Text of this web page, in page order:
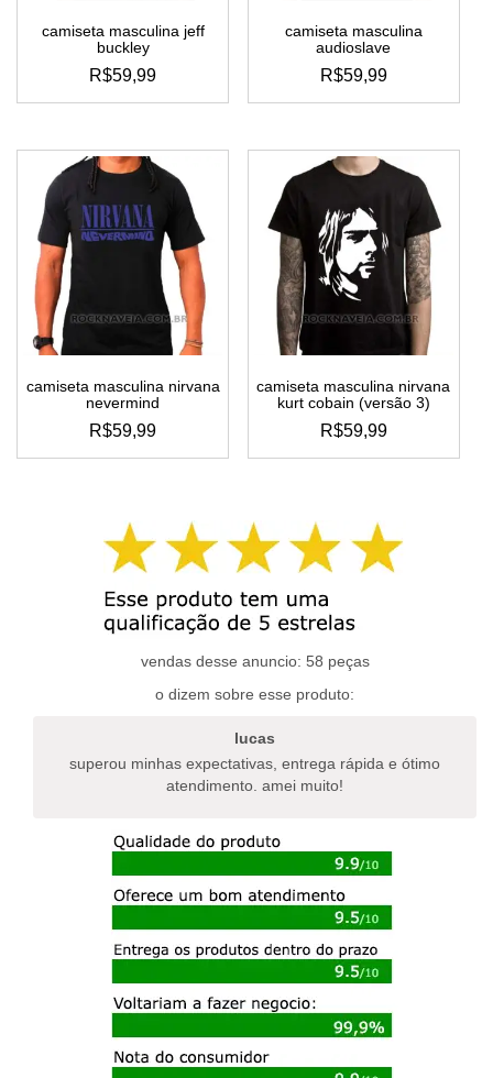
camiseta masculina jeff
buckley
R$59,99
este
tem
várias
variantes.
as
opções
podem
escolhidas
na
produto
camiseta masculina
audioslave
R$59,99
este
tem
várias
as
opções
podem
ser
escolhidas
na
produto
camiseta masculina nirvana
nevermind
R$59,99
este
várias
variantes.
as
opções
podem
escolhidas
página
camiseta masculina nirvana
kurt cobain (versão 3)
R$59,99
este
várias
variantes.
as
podem
escolhidas
página
vendas desse anuncio: 58 peças
o dizem sobre esse produto:
lucas
superou minhas expectativas, entrega rápida e ótimo
atendimento. amei muito!